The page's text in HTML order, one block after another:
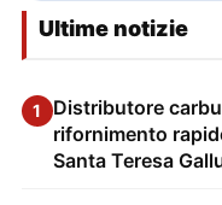
Ultime notizie
1
Distributore
rifornimento
Santa Teresa